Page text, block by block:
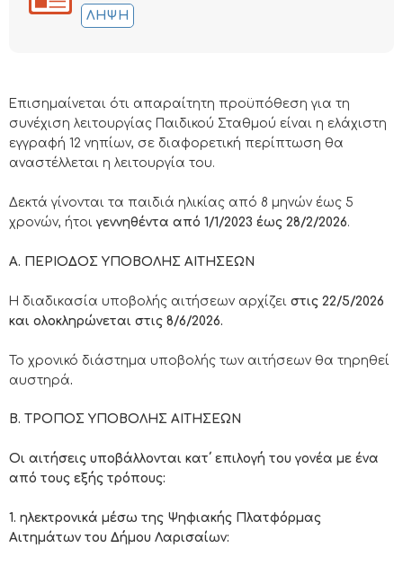
ΛΉΨΗ
Επισημαίνεται ότι απαραίτητη προϋπόθεση για τη
συνέχιση λειτουργίας Παιδικού Σταθμού είναι η ελάχιστη
εγγραφή 12 νηπίων, σε διαφορετική περίπτωση θα
αναστέλλεται η λειτουργία του.
Δεκτά γίνονται τα παιδιά ηλικίας από 8 μηνών έως 5
χρονών, ήτοι γεννηθέντα από 1/1/2023 έως 28/2/2026.
Α. ΠΕΡΙΟΔΟΣ ΥΠΟΒΟΛΗΣ ΑΙΤΗΣΕΩΝ
Η διαδικασία υποβολής αιτήσεων αρχίζει στις 22/5/2026
και ολοκληρώνεται στις 8/6/2026.
Το χρονικό διάστημα υποβολής των αιτήσεων θα τηρηθεί
αυστηρά.
Β. ΤΡΟΠΟΣ ΥΠΟΒΟΛΗΣ ΑΙΤΗΣΕΩΝ
Οι αιτήσεις υποβάλλονται κατ΄ επιλογή του γονέα με ένα
από τους εξής τρόπους:
1. ηλεκτρονικά μέσω της Ψηφιακής Πλατφόρμας
Αιτημάτων του Δήμου Λαρισαίων: